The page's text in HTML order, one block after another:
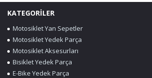
KATEGORİLER
Motosiklet Yan Sepetler
Motosiklet Yedek Parça
Motosiklet Aksesurları
Bisiklet Yedek Parça
E-Bike Yedek Parça